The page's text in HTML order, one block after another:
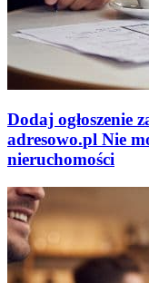
Dodaj ogłoszenie
adresowo.pl Nie
nieruchomości